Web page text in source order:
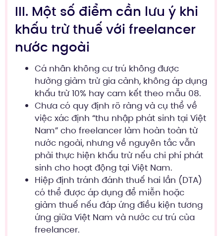
III. Một số điểm cần lưu ý khi
khấu trừ thuế với freelancer
nước ngoài
Cá nhân không cư trú không được
hưởng giảm trừ gia cảnh, không áp dụng
khấu trừ 10% hay cam kết theo mẫu 08.
Chưa có quy định rõ ràng và cụ thể về
việc xác định “thu nhập phát sinh tại Việt
Nam” cho freelancer làm hoàn toàn từ
nước ngoài, nhưng về nguyên tắc vẫn
phải thực hiện khấu trừ nếu chi phí phát
sinh cho hoạt động tại Việt Nam.
Hiệp định tránh đánh thuế hai lần (DTA)
có thể được áp dụng để miễn hoặc
giảm thuế nếu đáp ứng điều kiện tương
ứng giữa Việt Nam và nước cư trú của
freelancer.